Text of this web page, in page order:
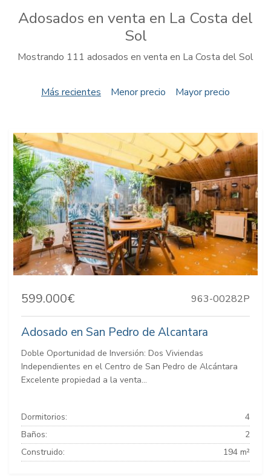
Adosados en venta en La Costa del
Sol
Mostrando 111 adosados en venta en La Costa del Sol
Más recientes Menor precio Mayor precio
599.000€ 963-00282P
Adosado en San Pedro de Alcantara
Doble Oportunidad de Inversión: Dos Viviendas
Independientes en el Centro de San Pedro de Alcántara
Excelente propiedad a la venta...
Dormitorios:
4
Baños:
2
Construido:
194 m²